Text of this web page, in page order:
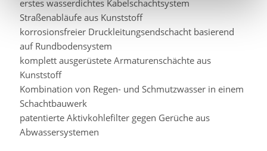
erstes wasserdichtes Kabelschachtsystem
Straßenabläufe aus Kunststoff
korrosionsfreier Druckleitungsendschacht basierend
auf Rundbodensystem
komplett ausgerüstete Armaturenschächte aus
Kunststoff
Kombination von Regen- und Schmutzwasser in einem
Schachtbauwerk
patentierte Aktivkohlefilter gegen Gerüche aus
Abwassersystemen